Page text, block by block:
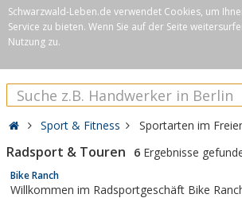
Schwarzwald-Leben.de verwendet Cookies, um
Service zu bieten. Wenn Sie auf der Seite
Nutzung zu.
Sport & Fitness Sportarten im
Radsport & Touren 6 Ergebnisse
Bike Ranch
Willkommen im Radsportgeschäft Bike